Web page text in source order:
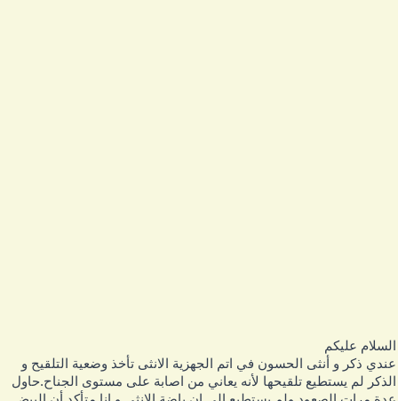
عليكم
ذكر و أنثى الحسون في اتم الجهزية الانثى تأخذ وضعية التلقيح و
لم يستطيع تلقيحها لأنه يعاني من اصابة على مستوى الجناح.حاول